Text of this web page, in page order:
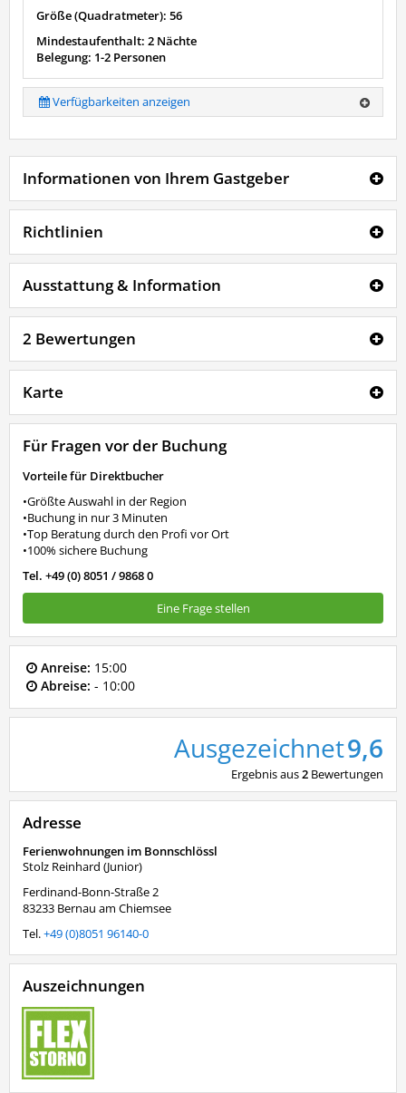
Größe (Quadratmeter): 56
Mindestaufenthalt: 2 Nächte
Belegung: 1-2 Personen
Verfügbarkeiten anzeigen
Informationen von Ihrem Gastgeber
Richtlinien
Ausstattung & Information
2 Bewertungen
Karte
Für Fragen vor der Buchung
Vorteile für Direktbucher
•Größte Auswahl in der Region
•Buchung in nur 3 Minuten
•Top Beratung durch den Profi vor Ort
•100% sichere Buchung
Tel. +49 (0) 8051 / 9868 0
Eine Frage stellen
Anreise: 15:00
Abreise: - 10:00
Ausgezeichnet9,6
Ergebnis aus2 Bewertungen
Adresse
Ferienwohnungen im Bonnschlössl
Stolz Reinhard (Junior)
Ferdinand-Bonn-Straße 2
83233 Bernau am Chiemsee
Tel.+49 (0)8051 96140-0
Auszeichnungen